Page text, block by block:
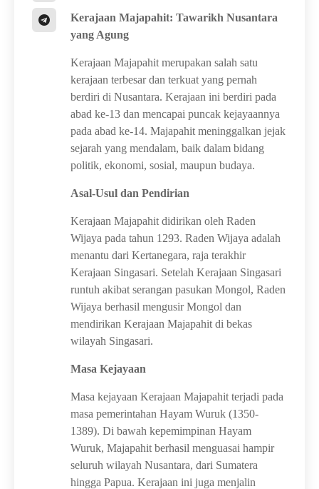
Kerajaan Majapahit: Tawarikh Nusantara
yang Agung
Kerajaan Majapahit merupakan salah satu
kerajaan terbesar dan terkuat yang pernah
berdiri di Nusantara. Kerajaan ini berdiri pada
abad ke-13 dan mencapai puncak kejayaannya
pada abad ke-14. Majapahit meninggalkan jejak
sejarah yang mendalam, baik dalam bidang
politik, ekonomi, sosial, maupun budaya.
Asal-Usul dan Pendirian
Kerajaan Majapahit didirikan oleh Raden
Wijaya pada tahun 1293. Raden Wijaya adalah
menantu dari Kertanegara, raja terakhir
Kerajaan Singasari. Setelah Kerajaan Singasari
runtuh akibat serangan pasukan Mongol, Raden
Wijaya berhasil mengusir Mongol dan
mendirikan Kerajaan Majapahit di bekas
wilayah Singasari.
Masa Kejayaan
Masa kejayaan Kerajaan Majapahit terjadi pada
masa pemerintahan Hayam Wuruk (1350-
1389). Di bawah kepemimpinan Hayam
Wuruk, Majapahit berhasil menguasai hampir
seluruh wilayah Nusantara, dari Sumatera
hingga Papua. Kerajaan ini juga menjalin